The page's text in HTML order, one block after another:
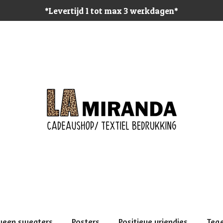
*Levertijd 1 tot max 3 werkdagen*